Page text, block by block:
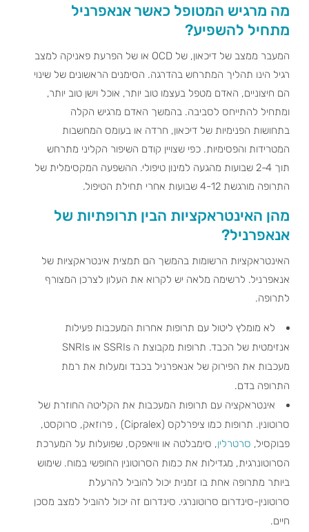
מה מרגיש המטופל כאשר אנאפרניל
מתחיל להשפיע?
המעבר ממצב של דיכאון, של OCD או של הפרעת פאניקה למצב
רגיל הינו תהליך המתרחש בהדרגה. הסימנים הראשונים של שינוי
הם חיצוניים, האדם מטפל בעצמו טוב יותר, אוכל וישן טוב יותר,
ומתחיל להתייחס לסביבה. בהמשך האדם מרגיש הקלה
בתחושות הפנימיות של דיכאון, חרדה או בעומס המחשבות
המטרידות והפסימיות. כפי שצויין קודם השיפור הקליני מתרחש
תוך 2-4 שבועות מהגעה למינון טיפולי. ההשפעה המקסימלית של
התרופה מורגשת 4-12 שבועות אחרי תחילת הטיפול.
מהן האינטראקציות הבין תרופתיות של
אנאפרניל?
האינטראקציות הרשומות בהמשך הם תמצית אינטראקציות של
אנאפרניל. לרשימה מלאה יש לקרוא את העלון לצרכן המצורף
לתרופה.
לא מומלץ ליטול עם תרופות אחרות המעכבות פעילות
אנזימטית של הכבד. תרופות מקבוצת ה SSRIs או SNRIs
מעכבות את הפירוק של אנאפרניל בכבד ומעלות את רמת
התרופה בדם.
אינטראקציה עם תרופות המעכבות את הקליטה החוזרת של
סרוטונין. תרופות כמו ציפרלקס (Cipralex) , פרוזאק, סרוקסט,
פבוקסיל, סרטרלין, סימבלטה או וויאפקס, שפועלות על המערכת
הסרוטונרגית, מגדילות את כמות הסרוטונין החופשי במוח. שימוש
ביותר מתרופה אחת בו זמנית יכול להוביל להרעלת
סרוטונין-סינדרום סרוטונרגי. סינדרום זה יכול להוביל למצב מסכן
חיים.